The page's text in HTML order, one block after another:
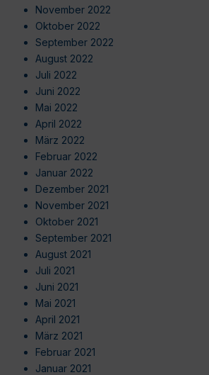
November 2022
Oktober 2022
September 2022
August 2022
Juli 2022
Juni 2022
Mai 2022
April 2022
März 2022
Februar 2022
Januar 2022
Dezember 2021
November 2021
Oktober 2021
September 2021
August 2021
Juli 2021
Juni 2021
Mai 2021
April 2021
März 2021
Februar 2021
Januar 2021